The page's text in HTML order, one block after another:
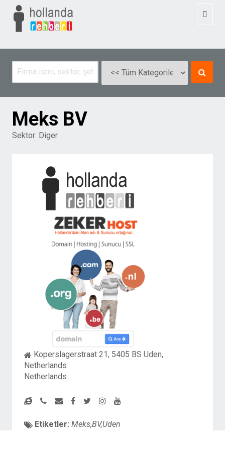
Meks BV
Sektor: Diger
Koperslagerstraat 21, 5405 BS Uden,
Netherlands
Netherlands
Etiketler: Meks,BV,Uden